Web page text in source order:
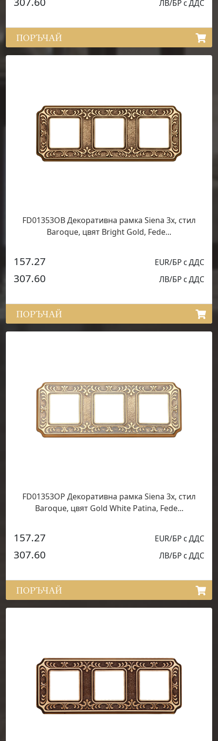
ЛВ/БР с ДДС
ПОРЪЧАЙ
FD01353OB Декоративна рамка Siena 3х, стил
Baroque, цвят Bright Gold, Fede...
157.27 EUR/БР с ДДС
307.60 ЛВ/БР с ДДС
ПОРЪЧАЙ
FD01353OP Декоративна рамка Siena 3х, стил
Baroque, цвят Gold White Patina, Fede...
157.27 EUR/БР с ДДС
307.60 ЛВ/БР с ДДС
ПОРЪЧАЙ